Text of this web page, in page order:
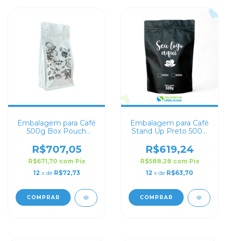
Embalagem para Café
500g Box Pouch
Personalizada
R$707,05
R$671,70 com Pix
12 x de R$72,73
COMPRAR
Embalagem para Café
Stand Up Preto 500g
R$619,24
R$588,28 com Pix
12 x de R$63,70
COMPRAR